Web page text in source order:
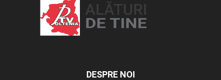
DESPRE NOI